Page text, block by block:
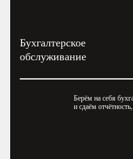
Бухгалтерское
обслуживание
Берём на себя
и сдаём